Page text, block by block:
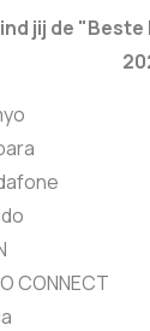
jij de
CONNECT